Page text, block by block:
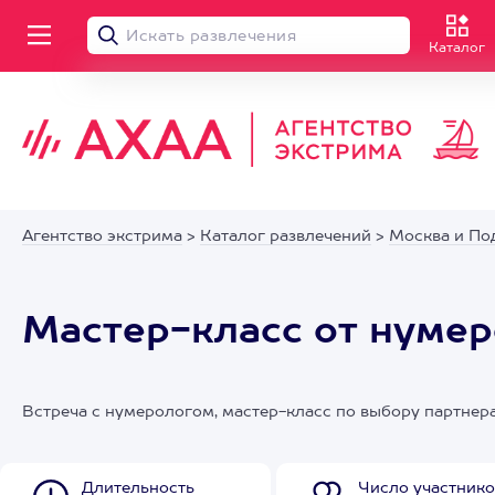
Каталог
Агентство экстрима > Каталог развлечений > Москва и
Мастер-класс от
Встреча с нумерологом, мастер-класс по выбору
Длительность
Число